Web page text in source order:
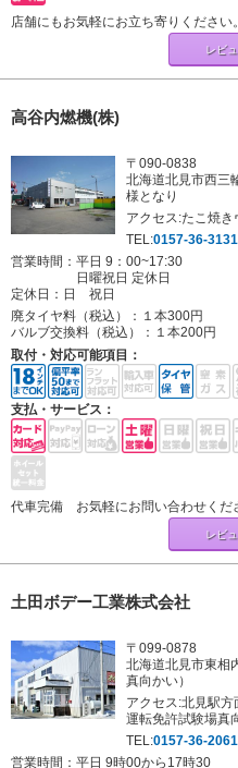
店舗にもお気軽にお立ち寄りください。
レビ
高谷内燃機(株)
〒090-0838
北海道北見市西三
様となり
アクセス:たこ焼き
TEL:0157-36-3131
営業時間：平日 9：00~17:30
日曜祝日 定休日
定休日： 日 祝日
廃タイヤ料（税込）： １本300円
バルブ交換料（税込）： １本200円
取付・対応可能項目：
支払・サービス：
代車完備 お気軽にお問い合わせくだ
レビ
土田ボデー工業株式会社
〒099-0878
北海道北見市東
真向かい）
アクセス:北見駅方
運転免許試験場真
TEL:0157-36-2061
営業時間：平日 9時00から17時30